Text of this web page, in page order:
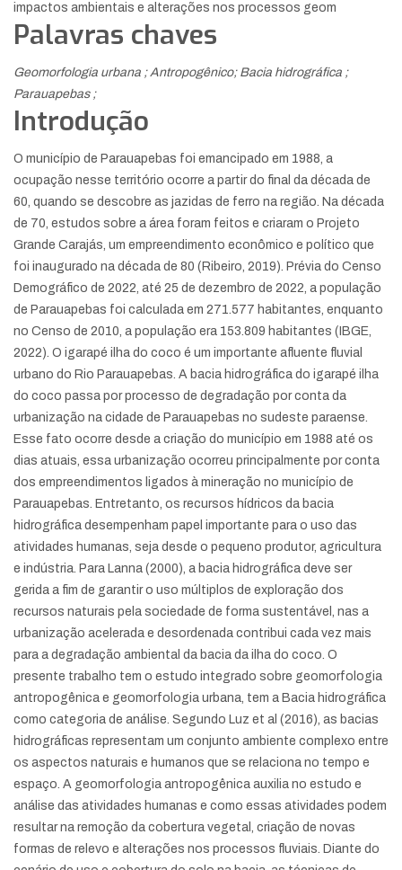
impactos ambientais e alterações nos processos geom
Palavras chaves
Geomorfologia urbana ; Antropogênico; Bacia hidrográfica ;
Parauapebas ;
Introdução
O município de Parauapebas foi emancipado em 1988, a
ocupação nesse território ocorre a partir do final da década de
60, quando se descobre as jazidas de ferro na região. Na década
de 70, estudos sobre a área foram feitos e criaram o Projeto
Grande Carajás, um empreendimento econômico e político que
foi inaugurado na década de 80 (Ribeiro, 2019). Prévia do Censo
Demográfico de 2022, até 25 de dezembro de 2022, a população
de Parauapebas foi calculada em 271.577 habitantes, enquanto
no Censo de 2010, a população era 153.809 habitantes (IBGE,
2022). O igarapé ilha do coco é um importante afluente fluvial
urbano do Rio Parauapebas. A bacia hidrográfica do igarapé ilha
do coco passa por processo de degradação por conta da
urbanização na cidade de Parauapebas no sudeste paraense.
Esse fato ocorre desde a criação do município em 1988 até os
dias atuais, essa urbanização ocorreu principalmente por conta
dos empreendimentos ligados à mineração no município de
Parauapebas. Entretanto, os recursos hídricos da bacia
hidrográfica desempenham papel importante para o uso das
atividades humanas, seja desde o pequeno produtor, agricultura
e indústria. Para Lanna (2000), a bacia hidrográfica deve ser
gerida a fim de garantir o uso múltiplos de exploração dos
recursos naturais pela sociedade de forma sustentável, nas a
urbanização acelerada e desordenada contribui cada vez mais
para a degradação ambiental da bacia da ilha do coco. O
presente trabalho tem o estudo integrado sobre geomorfologia
antropogênica e geomorfologia urbana, tem a Bacia hidrográfica
como categoria de análise. Segundo Luz et al (2016), as bacias
hidrográficas representam um conjunto ambiente complexo entre
os aspectos naturais e humanos que se relaciona no tempo e
espaço. A geomorfologia antropogênica auxilia no estudo e
análise das atividades humanas e como essas atividades podem
resultar na remoção da cobertura vegetal, criação de novas
formas de relevo e alterações nos processos fluviais. Diante do